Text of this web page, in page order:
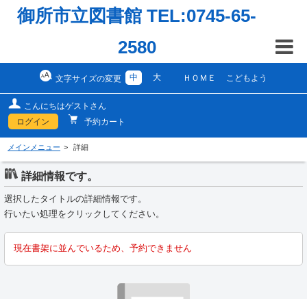
御所市立図書館 TEL:0745-65-
2580
文字サイズの変更 中 大 ＨＯＭＥ こどもよう
こんにちはゲストさん
ログイン
予約カート
メインメニュー 詳細
詳細情報です。
選択したタイトルの詳細情報です。
行いたい処理をクリックしてください。
現在書架に並んでいるため、予約できません